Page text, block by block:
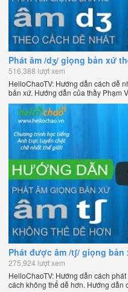
Phát âm /dʒ/ giọng bản xứ
516,388 lượt xem
HelloChaoTV: Hướng dẫn cách dễ
bản xứ. Hướng dẫn của thầy Phạm
HelloChao.vn - Chương trình dạy
giới.
Phát được âm /tʃ/ giọng
275,924 lượt xem
HelloChaoTV: Hướng dẫn cách
cách không thể dễ hơn. Hướng dẫn